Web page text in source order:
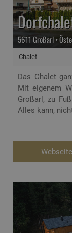
Chalet
5611 Großarl •
Das Chalet
Mit eigenem
Großarl, zu
Alles kann,
Webseite